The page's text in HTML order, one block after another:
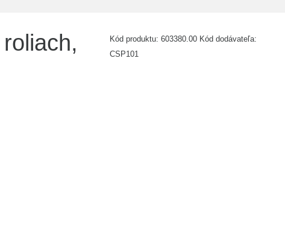
Kód produktu:603380.00 Kód dodávateľa:
CSP101